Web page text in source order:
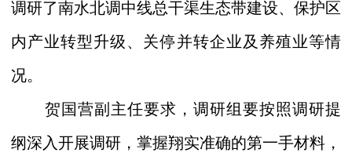
调研了南水北调中线总干渠生态带建设、保护区
内产业转型升级、关停并转企业及养殖业等情
况。
贺国营副主任要求，调研组要按照调研提
纲深入开展调研，掌握翔实准确的第一手材料，